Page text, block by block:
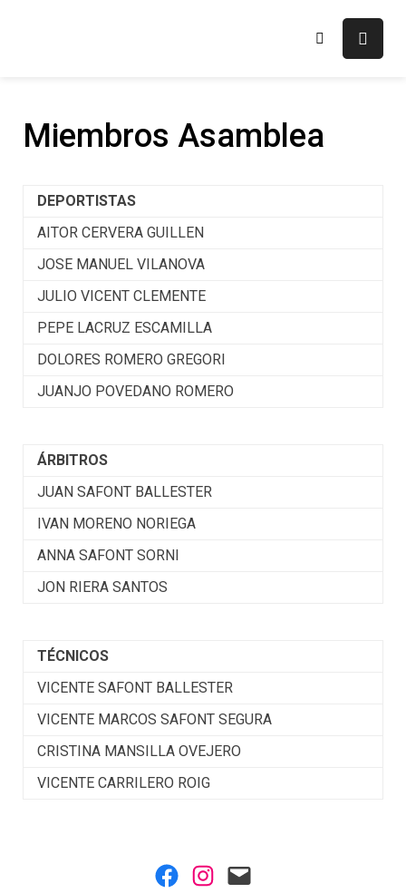
Miembros Asamblea
DEPORTISTAS
AITOR CERVERA GUILLEN
JOSE MANUEL VILANOVA
JULIO VICENT CLEMENTE
PEPE LACRUZ ESCAMILLA
DOLORES ROMERO GREGORI
JUANJO POVEDANO ROMERO
ÁRBITROS
JUAN SAFONT BALLESTER
IVAN MORENO NORIEGA
ANNA SAFONT SORNI
JON RIERA SANTOS
TÉCNICOS
VICENTE SAFONT BALLESTER
VICENTE MARCOS SAFONT SEGURA
CRISTINA MANSILLA OVEJERO
VICENTE CARRILERO ROIG
Facebook
Instagram
Mail